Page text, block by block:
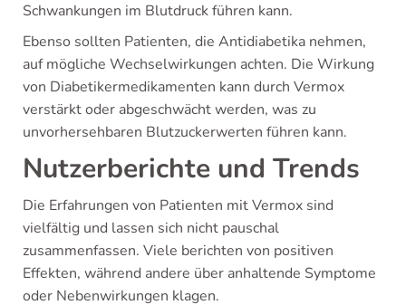
Schwankungen im Blutdruck führen kann.
Ebenso sollten Patienten, die Antidiabetika nehmen,
auf mögliche Wechselwirkungen achten. Die Wirkung
von Diabetikermedikamenten kann durch Vermox
verstärkt oder abgeschwächt werden, was zu
unvorhersehbaren Blutzuckerwerten führen kann.
Nutzerberichte und Trends
Die Erfahrungen von Patienten mit Vermox sind
vielfältig und lassen sich nicht pauschal
zusammenfassen. Viele berichten von positiven
Effekten, während andere über anhaltende Symptome
oder Nebenwirkungen klagen.